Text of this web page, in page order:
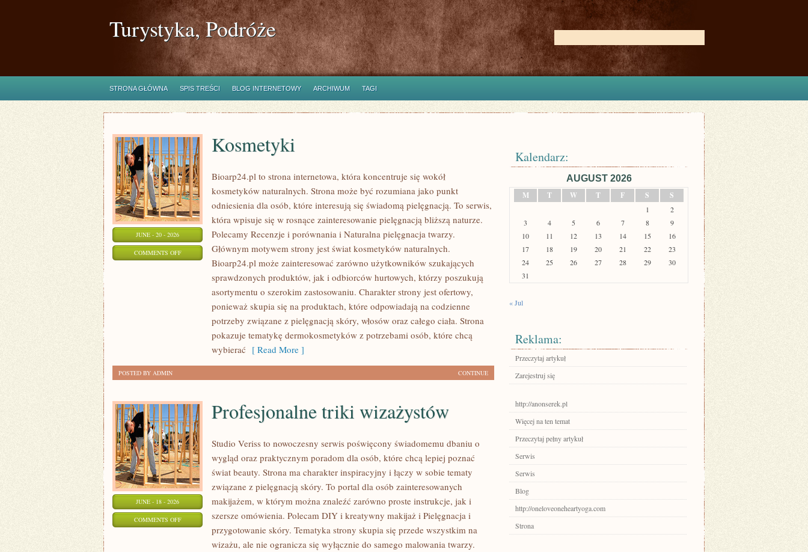
Turystyka, Podróże
STRONA GŁÓWNA SPIS TREŚCI BLOG INTERNETOWY ARCHIWUM TAGI
JUNE - 20 - 2026
COMMENTS OFFON
KOSMETYKI
Kosmetyki
Bioarp24.pl to strona internetowa, która koncentruje się wokół
kosmetyków naturalnych. Strona może być rozumiana jako punkt
odniesienia dla osób, które interesują się świadomą pielęgnacją. To serwis,
która wpisuje się w rosnące zainteresowanie pielęgnacją bliższą naturze.
Polecamy Recenzje i porównania i Naturalna pielęgnacja twarzy.
Głównym motywem strony jest świat kosmetyków naturalnych.
Bioarp24.pl może zainteresować zarówno użytkowników szukających
sprawdzonych produktów, jak i odbiorców hurtowych, którzy poszukują
asortymentu o szerokim zastosowaniu. Charakter strony jest ofertowy,
ponieważ skupia się na produktach, które odpowiadają na codzienne
potrzeby związane z pielęgnacją skóry, włosów oraz całego ciała. Strona
pokazuje tematykę dermokosmetyków z potrzebami osób, które chcą
wybierać [ Read More ]
CONTINUE
POSTED BY ADMIN
JUNE - 18 - 2026
COMMENTS OFFON
PROFESJONALNE
Profesjonalne triki wizażystów
Studio Veriss to nowoczesny serwis poświęcony świadomemu dbaniu o
wygląd oraz praktycznym poradom dla osób, które chcą lepiej poznać
świat beauty. Strona ma charakter inspiracyjny i łączy w sobie tematy
związane z pielęgnacją skóry. To portal dla osób zainteresowanych
makijażem, w którym można znaleźć zarówno proste instrukcje, jak i
szersze omówienia. Polecam DIY i kreatywny makijaż i Pielęgnacja i
przygotowanie skóry. Tematyka strony skupia się przede wszystkim na
wizażu, ale nie ogranicza się wyłącznie do samego malowania twarzy.
Kalendarz:
AUGUST 2026
M
T W T F S S
1
2
3
4 5 6 7 8
9
10
11 12 13 14 15
16
17
18 19 20 21 22
23
24
25 26 27 28 29
30
31
« Jul
Reklama:
Przeczytaj artykuł
Zarejestruj się
http://anonserek.pl
Więcej na ten temat
Przeczytaj pełny artykuł
Serwis
Serwis
Blog
http://oneloveoneheartyoga.com
Strona